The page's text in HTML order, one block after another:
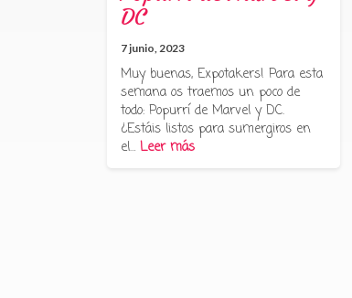
DC
7 junio, 2023
Muy buenas, Expotakers! Para esta
semana os traemos un poco de
todo: Popurrí de Marvel y DC.
¿Estáis listos para sumergiros en
el… Leer más